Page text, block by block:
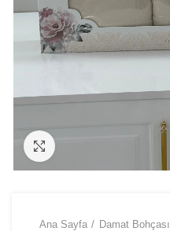
Ana Sayfa Damat Bohçası